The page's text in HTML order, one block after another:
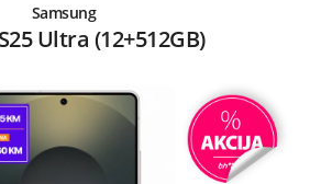
Samsung
Ultra (12+512GB)